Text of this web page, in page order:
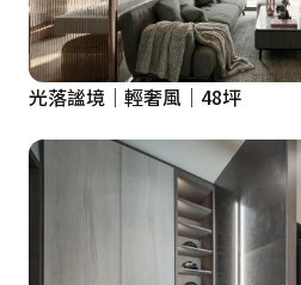
光落謐境｜輕奢風｜48坪